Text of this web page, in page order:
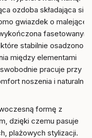
ozdoba składająca się
gwiazdek o malejącej
fasetowanymi
stabilnie osadzono w
między elementami
pracuje przy
noszenia i naturalne
formę z
dzięki czemu pasuje
plażowych stylizacji.